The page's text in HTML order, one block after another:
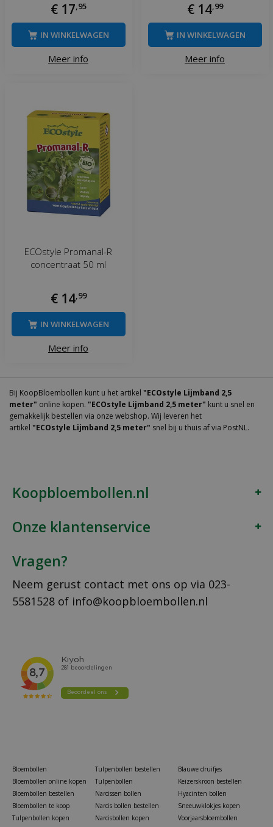
€ 17,95
Meer info
IN WINKELWAGEN
€ 14,99
Meer info
IN WINKELWAGEN
ECOstyle Promanal-R
concentraat 50 ml
€ 14,99
Meer info
IN WINKELWAGEN
Bij KoopBloembollen kunt u het artikel "ECOstyle Lijmband 2,5
meter" online kopen. "ECOstyle Lijmband 2,5 meter" kunt u snel en
gemakkelijk bestellen via onze webshop. Wij leveren het
artikel "ECOstyle Lijmband 2,5 meter" snel bij u thuis af via PostNL.
Koopbloembollen.nl
Onze klantenservice
Vragen?
Neem gerust contact met ons op via 023-
5581528 of info@koopbloembollen.nl
Bloembollen
Bloembollen online kopen
Bloembollen bestellen
Bloembollen te koop
Tulpenbollen kopen
Tulpenbollen bestellen
Tulpenbollen
Narcissen bollen
Narcis bollen bestellen
Narcisbollen kopen
Blauwe druifjes
Keizerskroon bestellen
Hyacinten bollen
Sneeuwklokjes kopen
Voorjaarsbloembollen